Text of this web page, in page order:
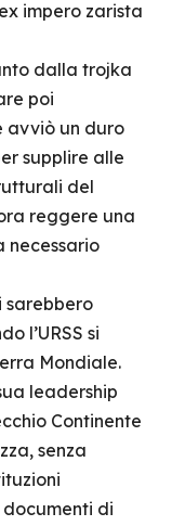
impero zarista
dalla trojka
poi
avviò un duro
supplire alle
del
reggere una
necessario
sarebbero
l’URSS si
Mondiale.
leadership
Continente
senza
di